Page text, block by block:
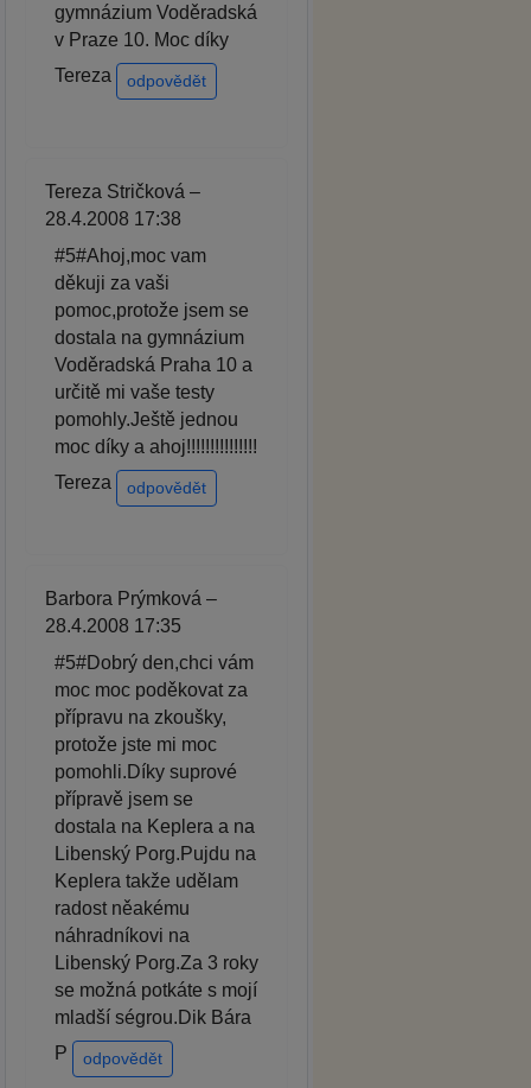
gymnázium Voděradská
v Praze 10. Moc díky
Tereza
odpovědět
Tereza Stričková –
28.4.2008 17:38
#5#Ahoj,moc vam
děkuji za vaši
pomoc,protože jsem se
dostala na gymnázium
Voděradská Praha 10 a
určitě mi vaše testy
pomohly.Ještě jednou
moc díky a ahoj!!!!!!!!!!!!!!!
Tereza
odpovědět
Barbora Prýmková –
28.4.2008 17:35
#5#Dobrý den,chci vám
moc moc poděkovat za
přípravu na zkoušky,
protože jste mi moc
pomohli.Díky suprové
přípravě jsem se
dostala na Keplera a na
Libenský Porg.Pujdu na
Keplera takže udělam
radost něakému
náhradníkovi na
Libenský Porg.Za 3 roky
se možná potkáte s mojí
mladší ségrou.Dik Bára
P
odpovědět